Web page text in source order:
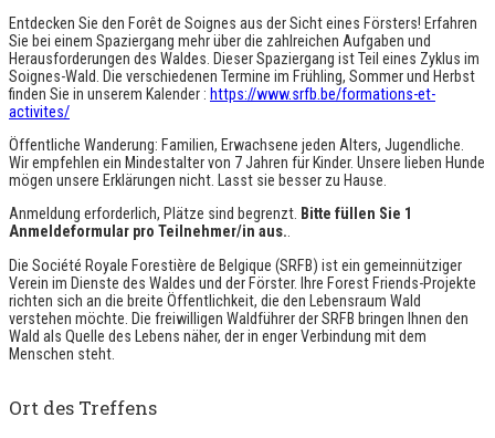
Entdecken Sie den Forêt de Soignes aus der Sicht eines Försters! Erfahren
Sie bei einem Spaziergang mehr über die zahlreichen Aufgaben und
Herausforderungen des Waldes. Dieser Spaziergang ist Teil eines Zyklus im
Soignes-Wald. Die verschiedenen Termine im Frühling, Sommer und Herbst
finden Sie in unserem Kalender : https://www.srfb.be/formations-et-
activites/
Öffentliche Wanderung: Familien, Erwachsene jeden Alters, Jugendliche.
Wir empfehlen ein Mindestalter von 7 Jahren für Kinder. Unsere lieben Hunde
mögen unsere Erklärungen nicht. Lasst sie besser zu Hause.
Anmeldung erforderlich, Plätze sind begrenzt. Bitte füllen Sie 1
Anmeldeformular pro Teilnehmer/in aus..
Die Société Royale Forestière de Belgique (SRFB) ist ein gemeinnütziger
Verein im Dienste des Waldes und der Förster. Ihre Forest Friends-Projekte
richten sich an die breite Öffentlichkeit, die den Lebensraum Wald
verstehen möchte. Die freiwilligen Waldführer der SRFB bringen Ihnen den
Wald als Quelle des Lebens näher, der in enger Verbindung mit dem
Menschen steht.
Ort des Treffens